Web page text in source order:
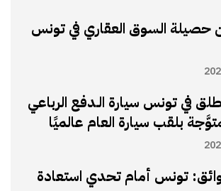
السوق العقاري في تونس
في تونس سيارة الـدفع الرباعي
تونس أمام تحدي استعادة